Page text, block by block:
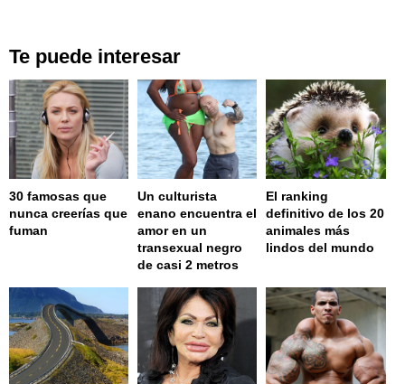
Te puede interesar
30 famosas que
nunca creerías que
fuman
Un culturista
enano encuentra el
amor en un
transexual negro
de casi 2 metros
El ranking
definitivo de los 20
animales más
lindos del mundo